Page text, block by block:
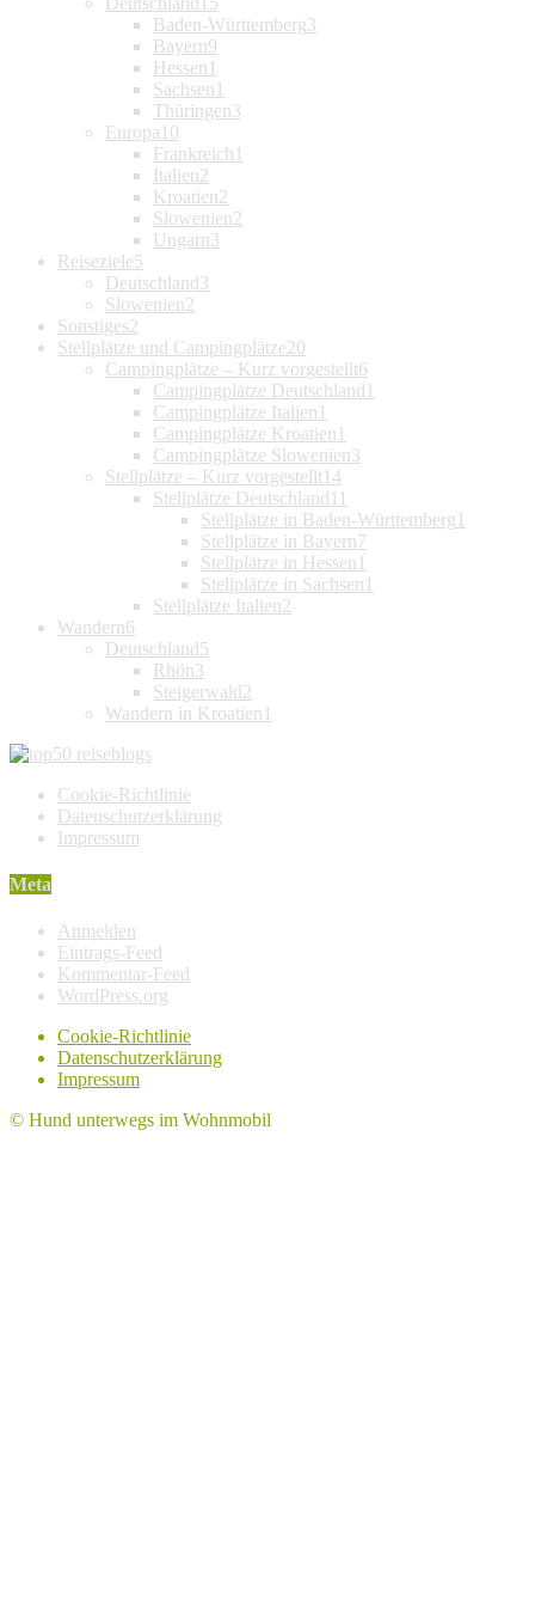
Baden-Württemberg3
Bayern9
Hessen 1
Sachsen 1
Thüringen3
Europa 10
Frankreich 1
Italien2
Kroatien2
Slowenien2
Ungarn3
Reiseziele5
Deutschland3
Slowenien2
Sonstiges2
Stellplätze und Campingplätze20
Campingplätze – Kurz vorgestellt6
Campingplätze Deutschland 1
Campingplätze Italien 1
Campingplätze Kroatien 1
Campingplätze Slowenien3
Stellplätze – Kurz vorgestellt 14
Stellplätze Deutschland 11
Stellplätze in Baden-Württemberg 1
Stellplätze in Bayern7
Stellplätze in Hessen 1
Stellplätze in Sachsen 1
Stellplätze Italien2
Wandern6
Deutschland5
Rhön3
Steigerwald2
Wandern in Kroatien 1
Cookie-Richtlinie
Datenschutzerklärung
Impressum
Meta
Anmelden
Eintrags-Feed
Kommentar-Feed
WordPress.org
Cookie-Richtlinie
Datenschutzerklärung
Impressum
© Hund unterwegs im Wohnmobil